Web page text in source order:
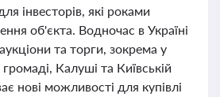
інвесторів, які роками
об'єкта. Водночас в Україні
та торги, зокрема у
Калуші та Київській
нові можливості для купівлі